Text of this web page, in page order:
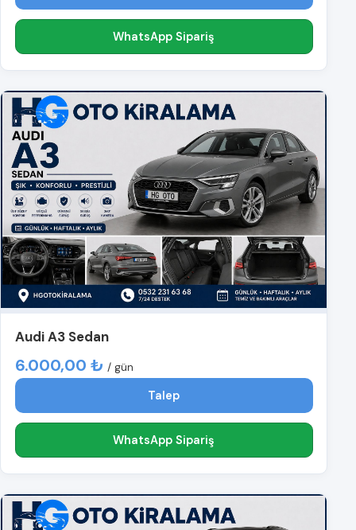
WhatsApp Sipariş
Audi A3 Sedan
6.000,00 ₺ / gün
Talep
WhatsApp Sipariş